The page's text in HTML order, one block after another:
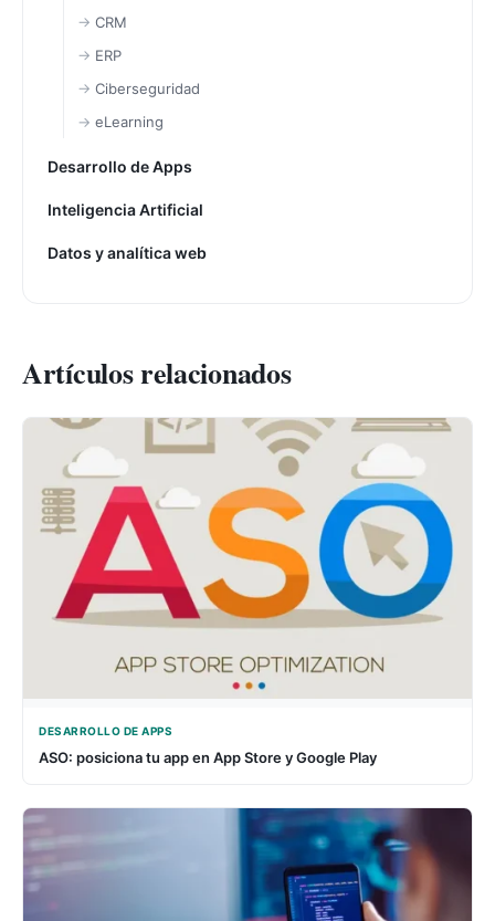
CRM
ERP
Ciberseguridad
eLearning
Desarrollo de Apps
Inteligencia Artificial
Datos y analítica web
Artículos relacionados
DESARROLLO DE APPS
ASO: posiciona tu app en App Store y Google Play